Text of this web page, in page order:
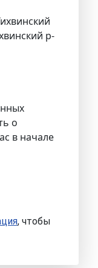
р-
о
в начале
, чтобы